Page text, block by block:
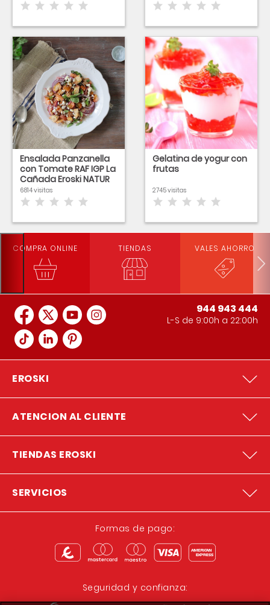
Ensalada Panzanella
con Tomate RAF IGP La
Cañada Eroski NATUR
6814 visitas
Gelatina de yogur con
frutas
2745 visitas
COMPRA ONLINE TIENDAS VALES AHORRO
944 943 444
L-S de 9:00h a 22:00h
EROSKI
ATENCION AL CLIENTE
TIENDAS EROSKI
SERVICIOS
Formas de pago:
Seguridad y confianza: